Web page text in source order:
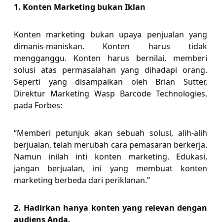
1. Konten Marketing bukan Iklan
Konten marketing bukan upaya penjualan yang
dimanis-maniskan. Konten harus tidak
mengganggu. Konten harus bernilai, memberi
solusi atas permasalahan yang dihadapi orang.
Seperti yang disampaikan oleh Brian Sutter,
Direktur Marketing Wasp Barcode Technologies,
pada Forbes:
“Memberi petunjuk akan sebuah solusi, alih-alih
berjualan, telah merubah cara pemasaran berkerja.
Namun inilah inti konten marketing. Edukasi,
jangan berjualan, ini yang membuat konten
marketing berbeda dari periklanan.”
2. Hadirkan hanya konten yang relevan dengan
audiens Anda.